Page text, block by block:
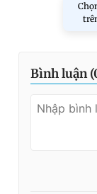
Bình luận (